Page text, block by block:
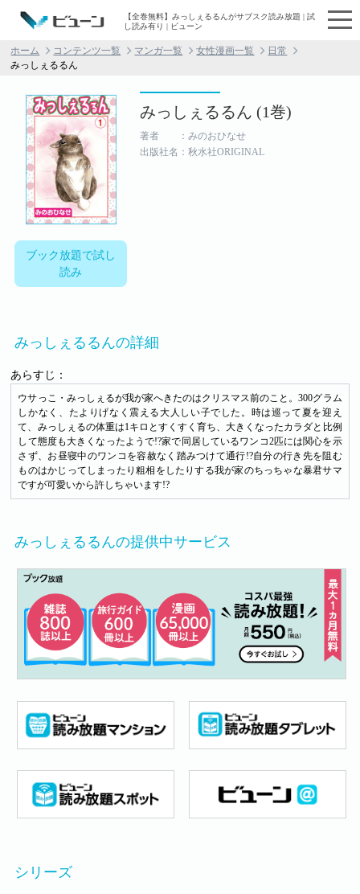
【全巻無料】みっしぇるるんがサブスク読み放題 | 試
し読み有り | ビューン
ホーム コンテンツ一覧 マンガ一覧 女性漫画一覧
日常
みっしぇるるん
ブック放題で試し
読み
みっしぇるるん (1巻)
著者 ：みのおひなせ
出版社名：秋水社ORIGINAL
みっしぇるるんの詳細
あらすじ：
ウサっこ・みっしぇるが我が家へきたのはクリスマス前のこと。300グラム
しかなく、たよりげなく震える大人しい子でした。時は巡って夏を迎え
て、みっしぇるの体重は1キロとすくすく育ち、大きくなったカラダと比例
して態度も大きくなったようで!?家で同居しているワンコ2匹には関心を示
さず、お昼寝中のワンコを容赦なく踏みつけて通行!?自分の行き先を阻む
ものはかじってしまったり粗相をしたりする我が家のちっちゃな暴君サマ
ですが可愛いから許しちゃいます!?
みっしぇるるんの提供中サービス
シリーズ